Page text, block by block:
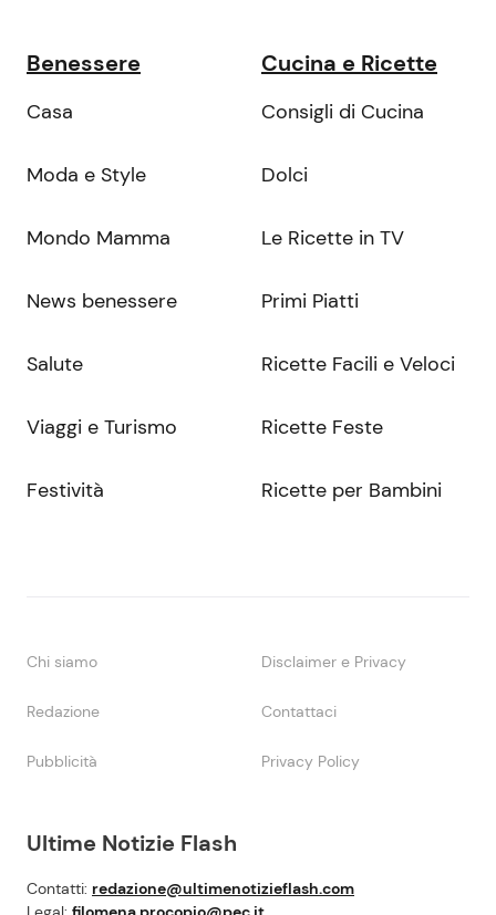
Ultime Notizie Flash
Contatti: redazione@ultimenotizieflash.com
Benessere
Casa
Moda e Style
Mondo Mamma
News benessere
Salute
Viaggi e Turismo
Festività
Cucina e Ricette
Consigli di Cucina
Dolci
Le Ricette in TV
Primi Piatti
Ricette Facili e Veloci
Ricette Feste
Ricette per Bambini
Chi siamo Disclaimer e Privacy
Redazione Contattaci
Pubblicità Privacy Policy